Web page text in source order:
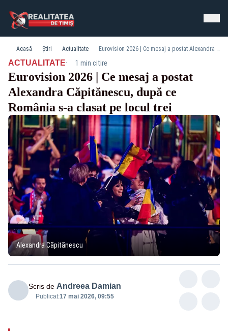
Acasă Știri Actualitate Eurovision 2026 | Ce mesaj a postat Alexandra Căpitănescu, după ce România s-a clasat pe locul trei
ACTUALITATE· 1 min citire
Eurovision 2026 | Ce mesaj a postat
Alexandra Căpitănescu, după ce
România s-a clasat pe locul trei
Alexandra Căpitănescu
Scris de Andreea Damian
Publicat:17 mai 2026, 09:55